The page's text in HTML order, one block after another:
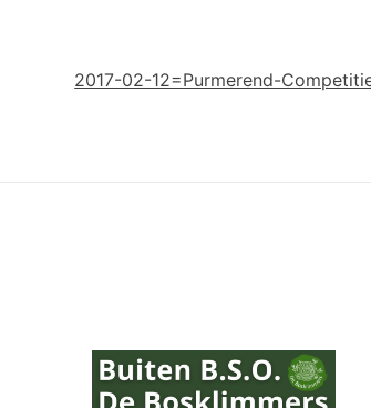
2017-02-12=Purmerend-